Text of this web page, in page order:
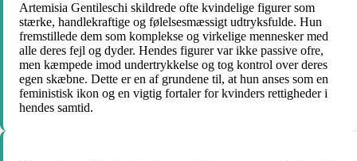
Artemisia Gentileschi skildrede ofte kvindelige figurer som
stærke, handlekraftige og følelsesmæssigt udtryksfulde. Hun
fremstillede dem som komplekse og virkelige mennesker med
alle deres fejl og dyder. Hendes figurer var ikke passive ofre,
men kæmpede imod undertrykkelse og tog kontrol over deres
egen skæbne. Dette er en af ​​grundene til, at hun anses som en
feministisk ikon og en vigtig fortaler for kvinders rettigheder i
hendes samtid.